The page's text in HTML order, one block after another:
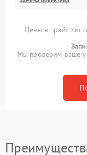
Цены в прайс-
Мы проверим ваше